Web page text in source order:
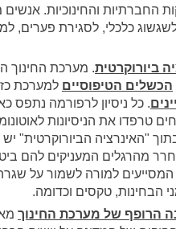
החברתיות והחינוכיות.
כלכלי, לסגירת פערים,
ביורוקרטית. מערכת החינוך
הכשלים הטיפוסיים למערכת
. כל ניסיון לרפורמה נתפס
בתוך "האינרציה
מהרגלים המעניקים להם
למורה לשמור על
הבחינות, טקסים וכדומה.
הרופף של מערכת החינוך